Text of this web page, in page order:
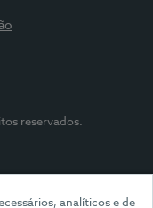
analíticos e de
reservados.